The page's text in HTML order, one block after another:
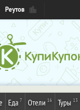
Реутов
Еда 7 Отели 16 Туры 13